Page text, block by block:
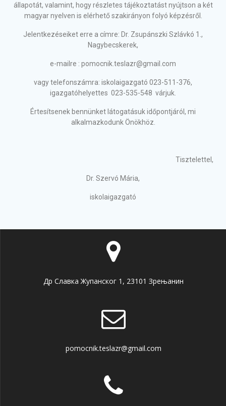
állapotát, valamint, hogy részletes tájékoztatást nyújtson a két
magyar nyelven is elérhető szakirányon folyó képzésről.
Jelentkezéseiket erre a címre: Dr. Zsupánszki Szlávkó 1.,
Nagybecskerek,
e-mailre : pomocnik.teslazr@gmail.com
vagy telefonszámra: iskolaigazgató 023-511-376,
igazgatóhelyettes 023-535-548 várjuk.
Értesítsenek bennünket látogatásuk időpontjáról, mi
alkalmazkodunk Önökhöz.
Tisztelettel,
Dr. Szervó Mária,
iskolaigazgató
Др Славка Жупанског 1, 23101 Зрењанин
pomocnik.teslazr@gmail.com